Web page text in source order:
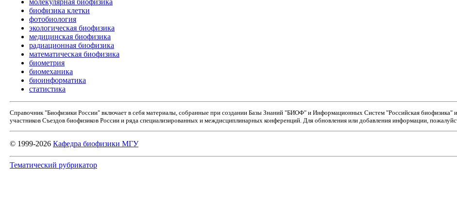
молекулярная биофизика
биофизика клетки
фотобиология
экологическая биофизика
медицинская биофизика
радиационная биофизика
математическая биофизика
биометрия
биомеханика
биоинформатика
статистика
Справочник "Биофизики России" включает в себя материалы, собранные при создании Базы Знаний "БИОФ" и Информационных Систем "Российская биофизика"
участников Съездов биофизиков России и ряда специализированных и междисциплинарных конференций. Для обновления или добавления информации,
© 1999-2026 Кафедра биофизики МГУ
Тематический рубрикатор